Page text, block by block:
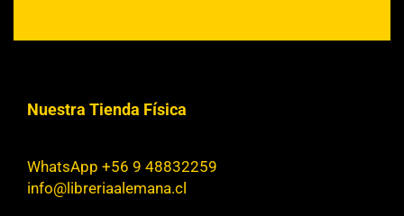
Nuestra Tienda Física
WhatsApp +56 9 48832259
info@libreriaalemana.cl